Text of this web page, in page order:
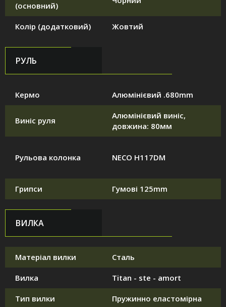
(основний)
Колір (додатковий) Жовтий
РУЛЬ
Кермо Алюмінієвий .680mm
Виніс руля
Алюмінієвий виніс,
довжина: 80мм
Рульова колонка NECO H117DM
Грипси Гумові 125mm
ВИЛКА
Матеріал вилки Сталь
Вилка Titan - ste - amort
Тип вилки Пружинно еластомірна